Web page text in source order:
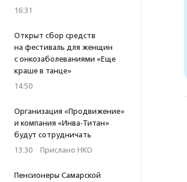
16:31
Открыт сбор средств
на фестиваль для женщин
с онкозаболеваниями «Еще
краше в танце»
14:50
Организация «Продвижение»
и компания «Инва-Титан»
будут сотрудничать
13:30 · Прислано НКО
Пенсионеры Самарской